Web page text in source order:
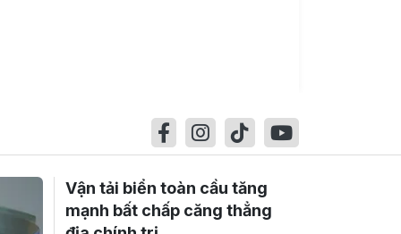
Vận tải biển toàn cầu tăng
mạnh bất chấp căng thẳng